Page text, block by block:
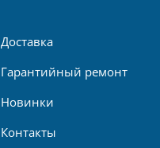
Доставка
Гарантийный ремонт
Новинки
Контакты